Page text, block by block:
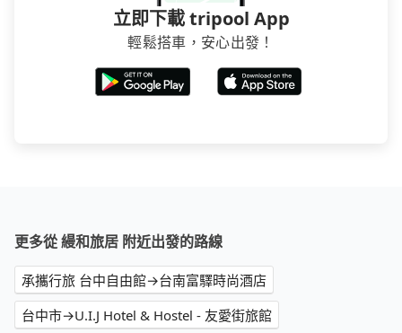
立即下載 tripool App
輕鬆搭車，安心出發！
更多從 縵和旅居 附近出發的路線
承攜行旅 台中自由館→台南富驛時尚酒店
台中市→U.I.J Hotel & Hostel - 友愛街旅館